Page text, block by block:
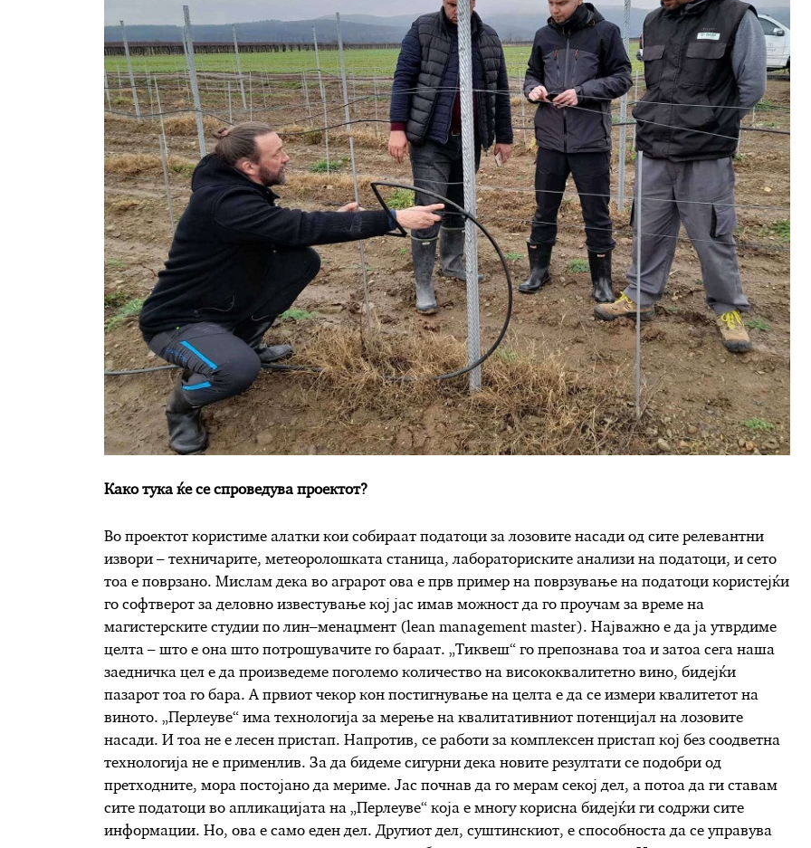
Како тука ќе се спроведува проектот?
Во проектот користиме алатки кои собираат податоци за лозовите насади од сите релевантни
извори – техничарите, метеоролошката станица, лабораториските анализи на податоци, и сето
тоа е поврзано. Мислам дека во аграрот ова е прв пример на поврзување на податоци користејќи
го софтверот за деловно известување кој јас имав можност да го проучам за време на
магистерските студии по лин–менаџмент (lean management master). Најважно е да ја утврдиме
целта – што е она што потрошувачите го бараат. „Тиквеш“ го препознава тоа и затоа сега наша
заедничка цел е да произведеме поголемо количество на висококвалитетно вино, бидејќи
пазарот тоа го бара. А првиот чекор кон постигнување на целта е да се измери квалитетот на
виното. „Перлеуве“ има технологија за мерење на квалитативниот потенцијал на лозовите
насади. И тоа не е лесен пристап. Напротив, се работи за комплексен пристап кој без соодветна
технологија не е применлив. За да бидеме сигурни дека новите резултати се подобри од
претходните, мора постојано да мериме. Јас почнав да го мерам секој дел, а потоа да ги ставам
сите податоци во апликацијата на „Перлеуве“ која е многу корисна бидејќи ги содржи сите
информации. Но, ова е само еден дел. Другиот дел, суштинскиот, е способноста да се управува